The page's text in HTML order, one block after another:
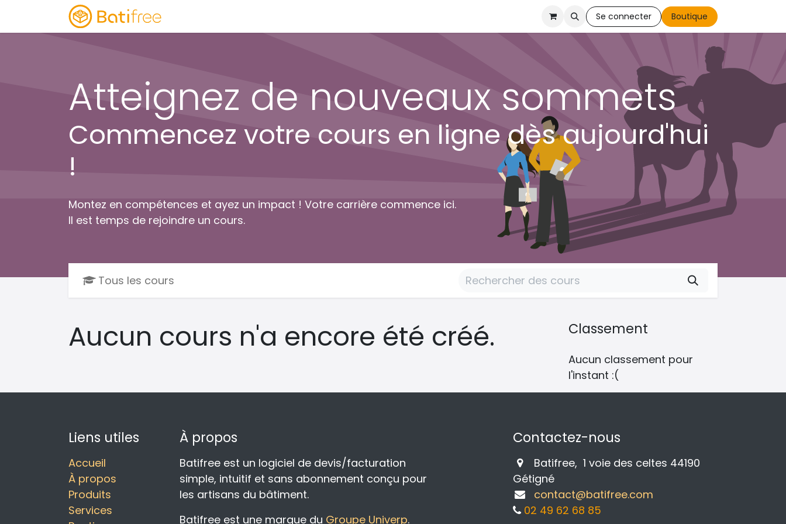
Se connecter Boutique
Atteignez de nouveaux sommets
Commencez votre cours en ligne dès aujourd'hui
!
Montez en compétences et ayez un impact ! Votre carrière commence ici.
Il est temps de rejoindre un cours.
Tous les cours
Classement
Aucun classement pour
l'instant :(
Aucun cours n'a encore été créé.
Liens utiles
Accueil
À propos
Produits
Services
À propos
Batifree est un logiciel de devis/facturation
simple, intuitif et sans abonnement conçu pour
les artisans du bâtiment.
Batifree est une marque du Groupe Univerp.
Contactez-nous
Batifree, 1 voie des celtes 44190
Gétigné
contact@batifree.com
02 49 62 68 85